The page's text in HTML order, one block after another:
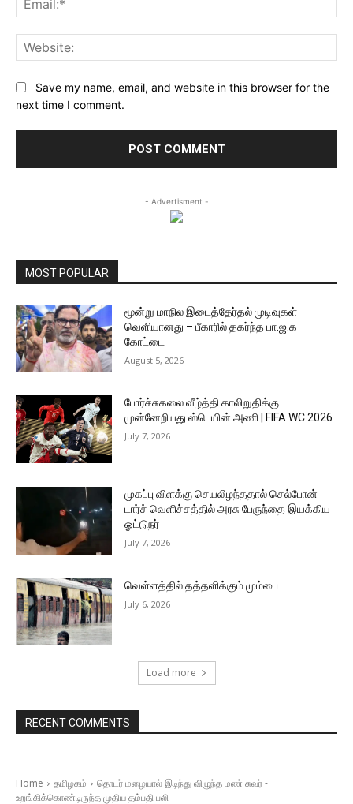
Save my name, email, and website in this browser for the
next time I comment.
- Advertisment -
MOST POPULAR
மூன்று மாநில இடைத்தேர்தல் முடிவுகள்
வெளியானது – பீகாரில் தகர்ந்த பா.ஜ.க
கோட்டை
August 5, 2026
போர்ச்சுகலை வீழ்த்தி காலிறுதிக்கு
முன்னேறியது ஸ்பெயின் அணி | FIFA WC 2026
July 7, 2026
முகப்பு விளக்கு செயலிழந்ததால் செல்போன்
டார்ச் வெளிச்சத்தில் அரசு பேருந்தை இயக்கிய
ஓட்டுநர்
July 7, 2026
வெள்ளத்தில் தத்தளிக்கும் மும்பை
July 6, 2026
Load more
RECENT COMMENTS